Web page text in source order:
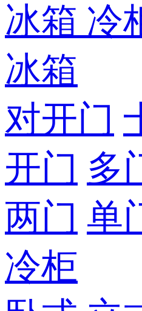
冰箱 冷
冰箱
对开门
开门 多
两门 单
冷柜